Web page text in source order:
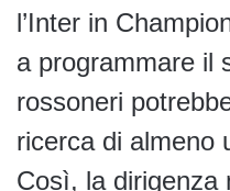
l’Inter in
a programmare il
rossoneri
ricerca di almeno
Così, la dirigenza